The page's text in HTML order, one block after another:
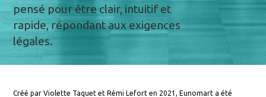
pensé pour être clair, intuitif et
rapide, répondant aux exigences
légales.
Créé par Violette Taquet et Rémi Lefort en 2021, Eunomart a été